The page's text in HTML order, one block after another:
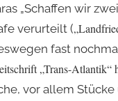
„Schaffen wir
verurteilt (
fast
„Trans-Atlantik“
vor allem